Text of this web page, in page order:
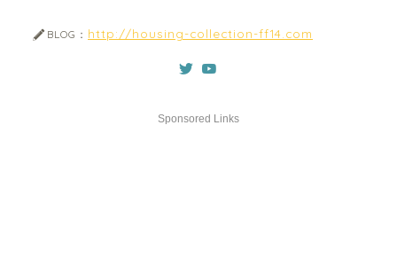
BLOG： http://housing-collection-ff14.com
Sponsored Links